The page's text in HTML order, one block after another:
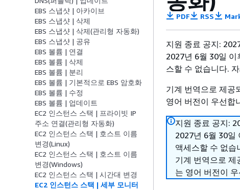
EBS 스냅샷 | 아카이브
EBS 스냅샷 | 삭제
EBS 스냅샷 | 삭제(관리형 자동화)
EBS 스냅샷 | 공유
EBS 볼륨 | 연결
EBS 볼륨 | 삭제
EBS 볼륨 | 분리
EBS 볼륨 | 기본적으로 EBS 암호화
EBS 볼륨 | 수정
EBS 볼륨 | 업데이트
EC2 인스턴스 스택 | 프라이빗 IP
주소 연결(관리형 자동화)
EC2 인스턴스 스택 | 호스트 이름
변경(Linux)
EC2 인스턴스 스택 | 호스트 이름
변경(Windows)
EC2 인스턴스 스택 | 시간대 변경
EC2 인스턴스 스택 | 세부 모니터
PDF RSS
지원 종료 공지:
2027년 6월 30일 이
스할 수 없습니다.
기계 번역으로 제공
영어 버전이 우선합
지원 종료 공지:
2027년 6월 30일
액세스할 수 없습
기계 번역으로 제
는 영어 버전이